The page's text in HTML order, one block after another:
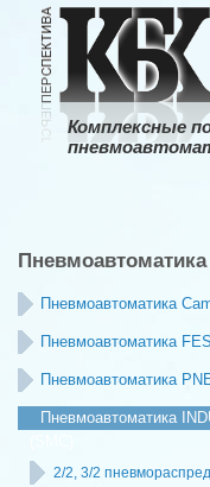
Комплексные
Пневмоавтоматика
Пневмоавтоматика
Пневмоавтоматика
Пневмоавтоматика
Пневмоавтоматика
2/2, 3/2